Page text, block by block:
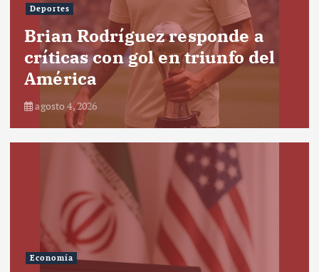
Deportes
Brian Rodríguez responde a
críticas con gol en triunfo del
América
agosto 4, 2026
Economía